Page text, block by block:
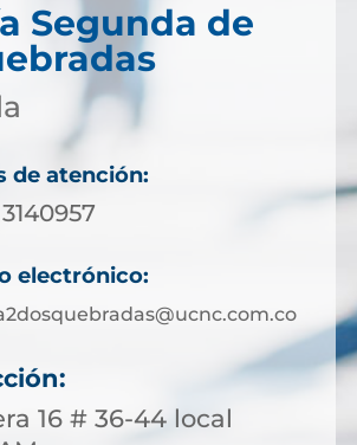
Segunda de
de atención:
electrónico:
16 # 36-44 local